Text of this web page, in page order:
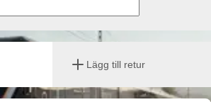
Lägg till retur